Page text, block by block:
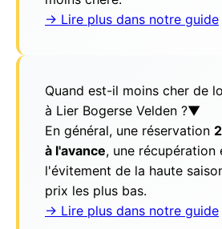
→ Lire plus dans notre guide
Quand est-il moins cher de
à Lier Bogerse Velden ?▼
En général, une réservation
à l'avance, une récupération
l'évitement de la haute
prix les plus bas.
→ Lire plus dans notre guide